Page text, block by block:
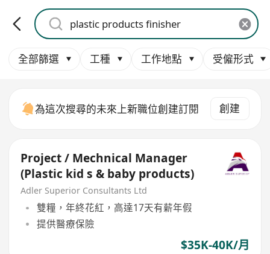
全部篩選 工種 工作地點 受僱形式
為這次搜尋的未來上新職位創建訂閱 創建
Project / Mechnical Manager
(Plastic kid s & baby products)
Adler Superior Consultants Ltd
雙糧，年終花紅，高達17天有薪年假
提供醫療保險
$35K-40K/月